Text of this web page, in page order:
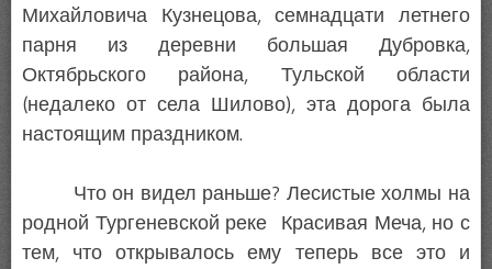
Михайловича Кузнецова, семнадцати летнего
парня из деревни большая Дубровка,
Октябрьского района, Тульской области
(недалеко от села Шилово), эта дорога была
настоящим праздником.
Что он видел раньше? Лесистые холмы на
родной Тургеневской реке Красивая Меча, но с
тем, что открывалось ему теперь все это и